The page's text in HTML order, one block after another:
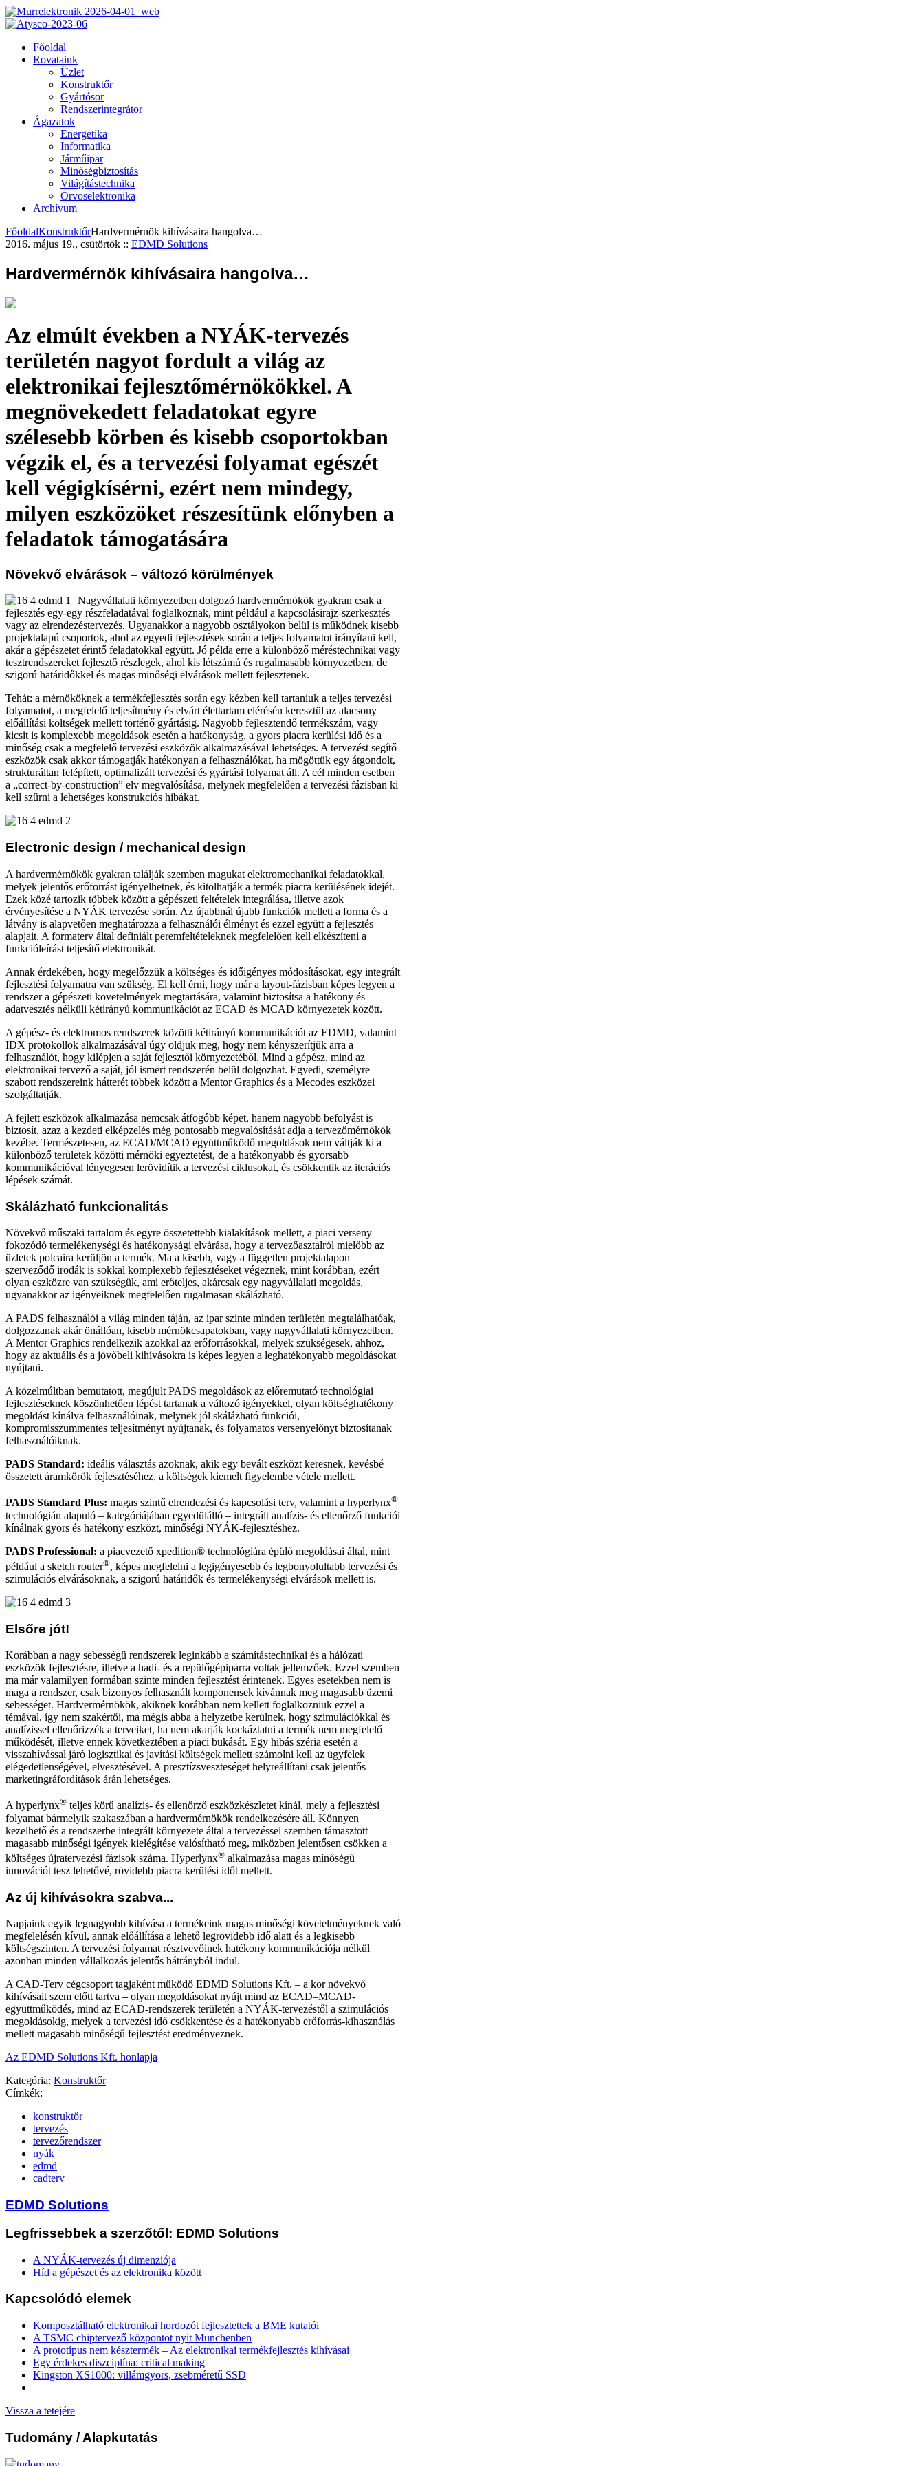
Főoldal
Rovataink
Üzlet
Konstruktőr
Gyártósor
Rendszerintegrátor
Ágazatok
Energetika
Informatika
Járműipar
Minőségbiztosítás
Világítástechnika
Orvoselektronika
Archívum
FőoldalKonstruktőrHardvermérnök kihívásaira hangolva…
2016. május 19., csütörtök :: EDMD Solutions
Hardvermérnök kihívásaira hangolva…
Az elmúlt években a NYÁK-tervezés
területén nagyot fordult a világ az
elektronikai fejlesztőmérnökökkel. A
megnövekedett feladatokat egyre
szélesebb körben és kisebb csoportokban
végzik el, és a tervezési folyamat egészét
kell végigkísérni, ezért nem mindegy,
milyen eszközöket részesítünk előnyben a
feladatok támogatására
Növekvő elvárások – változó körülmények
Nagyvállalati környezetben dolgozó hardvermérnökök gyakran csak a
fejlesztés egy-egy részfeladatával foglalkoznak, mint például a kapcsolásirajz-szerkesztés
vagy az elrendezéstervezés. Ugyanakkor a nagyobb osztályokon belül is működnek kisebb
projektalapú csoportok, ahol az egyedi fejlesztések során a teljes folyamatot irányítani kell,
akár a gépészetet érintő feladatokkal együtt. Jó példa erre a különböző méréstechnikai vagy
tesztrendszereket fejlesztő részlegek, ahol kis létszámú és rugalmasabb környezetben, de
szigorú határidőkkel és magas minőségi elvárások mellett fejlesztenek.
Tehát: a mérnököknek a termékfejlesztés során egy kézben kell tartaniuk a teljes tervezési
folyamatot, a megfelelő teljesítmény és elvárt élettartam elérésén keresztül az alacsony
előállítási költségek mellett történő gyártásig. Nagyobb fejlesztendő termékszám, vagy
kicsit is komplexebb megoldások esetén a hatékonyság, a gyors piacra kerülési idő és a
minőség csak a megfelelő tervezési eszközök alkalmazásával lehetséges. A tervezést segítő
eszközök csak akkor támogatják hatékonyan a felhasználókat, ha mögöttük egy átgondolt,
strukturáltan felépített, optimalizált tervezési és gyártási folyamat áll. A cél minden esetben
a „correct-by-construction” elv megvalósítása, melynek megfelelően a tervezési fázisban ki
kell szűrni a lehetséges konstrukciós hibákat.
Electronic design / mechanical design
A hardvermérnökök gyakran találják szemben magukat elektromechanikai feladatokkal,
melyek jelentős erőforrást igényelhetnek, és kitolhatják a termék piacra kerülésének idejét.
Ezek közé tartozik többek között a gépészeti feltételek integrálása, illetve azok
érvényesítése a NYÁK tervezése során. Az újabbnál újabb funkciók mellett a forma és a
látvány is alapvetően meghatározza a felhasználói élményt és ezzel együtt a fejlesztés
alapjait. A formaterv által definiált peremfeltételeknek megfelelően kell elkészíteni a
funkcióleírást teljesítő elektronikát.
Annak érdekében, hogy megelőzzük a költséges és időigényes módosításokat, egy integrált
fejlesztési folyamatra van szükség. El kell érni, hogy már a layout-fázisban képes legyen a
rendszer a gépészeti követelmények megtartására, valamint biztosítsa a hatékony és
adatvesztés nélküli kétirányú kommunikációt az ECAD és MCAD környezetek között.
A gépész- és elektromos rendszerek közötti kétirányú kommunikációt az EDMD, valamint
IDX protokollok alkalmazásával úgy oldjuk meg, hogy nem kényszerítjük arra a
felhasználót, hogy kilépjen a saját fejlesztői környezetéből. Mind a gépész, mind az
elektronikai tervező a saját, jól ismert rendszerén belül dolgozhat. Egyedi, személyre
szabott rendszereink hátterét többek között a Mentor Graphics és a Mecodes eszközei
szolgáltatják.
A fejlett eszközök alkalmazása nemcsak átfogóbb képet, hanem nagyobb befolyást is
biztosít, azaz a kezdeti elképzelés még pontosabb megvalósítását adja a tervezőmérnökök
kezébe. Természetesen, az ECAD/MCAD együttműködő megoldások nem váltják ki a
különböző területek közötti mérnöki egyeztetést, de a hatékonyabb és gyorsabb
kommunikációval lényegesen lerövidítik a tervezési ciklusokat, és csökkentik az iterációs
lépések számát.
Skálázható funkcionalitás
Növekvő műszaki tartalom és egyre összetettebb kialakítások mellett, a piaci verseny
fokozódó termelékenységi és hatékonysági elvárása, hogy a tervezőasztalról mielőbb az
üzletek polcaira kerüljön a termék. Ma a kisebb, vagy a független projektalapon
szerveződő irodák is sokkal komplexebb fejlesztéseket végeznek, mint korábban, ezért
olyan eszközre van szükségük, ami erőteljes, akárcsak egy nagyvállalati megoldás,
ugyanakkor az igényeiknek megfelelően rugalmasan skálázható.
A PADS felhasználói a világ minden táján, az ipar szinte minden területén megtalálhatóak,
dolgozzanak akár önállóan, kisebb mérnökcsapatokban, vagy nagyvállalati környezetben.
A Mentor Graphics rendelkezik azokkal az erőforrásokkal, melyek szükségesek, ahhoz,
hogy az aktuális és a jövőbeli kihívásokra is képes legyen a leghatékonyabb megoldásokat
nyújtani.
A közelmúltban bemutatott, megújult PADS megoldások az előremutató technológiai
fejlesztéseknek köszönhetően lépést tartanak a változó igényekkel, olyan költséghatékony
megoldást kínálva felhasználóinak, melynek jól skálázható funkciói,
kompromisszummentes teljesítményt nyújtanak, és folyamatos versenyelőnyt biztosítanak
felhasználóiknak.
PADS Standard: ideális választás azoknak, akik egy bevált eszközt keresnek, kevésbé
összetett áramkörök fejlesztéséhez, a költségek kiemelt figyelembe vétele mellett.
PADS Standard Plus: magas szintű elrendezési és kapcsolási terv, valamint a hyperlynx®
technológián alapuló – kategóriájában egyedülálló – integrált analízis- és ellenőrző funkciói
kínálnak gyors és hatékony eszközt, minőségi NYÁK-fejlesztéshez.
PADS Professional: a piacvezető xpedition® technológiára épülő megoldásai által, mint
például a sketch router®, képes megfelelni a legigényesebb és legbonyolultabb tervezési és
szimulációs elvárásoknak, a szigorú határidők és termelékenységi elvárások mellett is.
Elsőre jót!
Korábban a nagy sebességű rendszerek leginkább a számítástechnikai és a hálózati
eszközök fejlesztésre, illetve a hadi- és a repülőgépiparra voltak jellemzőek. Ezzel szemben
ma már valamilyen formában szinte minden fejlesztést érintenek. Egyes esetekben nem is
maga a rendszer, csak bizonyos felhasznált komponensek kívánnak meg magasabb üzemi
sebességet. Hardvermérnökök, akiknek korábban nem kellett foglalkozniuk ezzel a
témával, így nem szakértői, ma mégis abba a helyzetbe kerülnek, hogy szimulációkkal és
analízissel ellenőrizzék a terveiket, ha nem akarják kockáztatni a termék nem megfelelő
működését, illetve ennek következtében a piaci bukását. Egy hibás széria esetén a
visszahívással járó logisztikai és javítási költségek mellett számolni kell az ügyfelek
elégedetlenségével, elvesztésével. A presztízsveszteséget helyreállítani csak jelentős
marketingráfordítások árán lehetséges.
A hyperlynx® teljes körű analízis- és ellenőrző eszközkészletet kínál, mely a fejlesztési
folyamat bármelyik szakaszában a hardvermérnökök rendelkezésére áll. Könnyen
kezelhető és a rendszerbe integrált környezete által a tervezéssel szemben támasztott
magasabb minőségi igények kielégítése valósítható meg, miközben jelentősen csökken a
költséges újratervezési fázisok száma. Hyperlynx® alkalmazása magas mínőségű
innovációt tesz lehetővé, rövidebb piacra kerülési időt mellett.
Az új kihívásokra szabva...
Napjaink egyik legnagyobb kihívása a termékeink magas minőségi követelményeknek való
megfelelésén kívül, annak előállítása a lehető legrövidebb idő alatt és a legkisebb
költségszinten. A tervezési folyamat résztvevőinek hatékony kommunikációja nélkül
azonban minden vállalkozás jelentős hátrányból indul.
A CAD-Terv cégcsoport tagjaként működő EDMD Solutions Kft. – a kor növekvő
kihívásait szem előtt tartva – olyan megoldásokat nyújt mind az ECAD–MCAD-
együttműködés, mind az ECAD-rendszerek területén a NYÁK-tervezéstől a szimulációs
megoldásokig, melyek a tervezési idő csökkentése és a hatékonyabb erőforrás-kihasználás
mellett magasabb minőségű fejlesztést eredményeznek.
Az EDMD Solutions Kft. honlapja
Kategória: Konstruktőr
Címkék:
konstruktőr
tervezés
tervezőrendszer
nyák
edmd
cadterv
EDMD Solutions
Legfrissebbek a szerzőtől: EDMD Solutions
A NYÁK-tervezés új dimenziója
Híd a gépészet és az elektronika között
Kapcsolódó elemek
Komposztálható elektronikai hordozót fejlesztettek a BME kutatói
A TSMC chiptervező központot nyit Münchenben
A prototípus nem késztermék – Az elektronikai termékfejlesztés kihívásai
Egy érdekes diszciplína: critical making
Kingston XS1000: villámgyors, zsebméretű SSD
Vissza a tetejére
Tudomány / Alapkutatás